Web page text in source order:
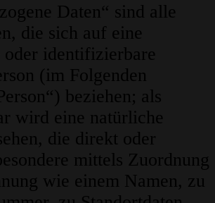
Daten“ sind alle
die sich auf eine
identifizierbare
(im Folgenden
beziehen; als
wird eine natürliche
die direkt oder
mittels Zuordnung
wie einem Namen, zu